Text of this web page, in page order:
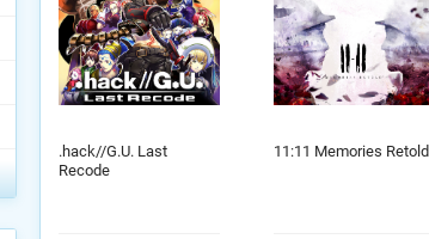
.hack//G.U. Last
Recode
11:11 Memories Retold